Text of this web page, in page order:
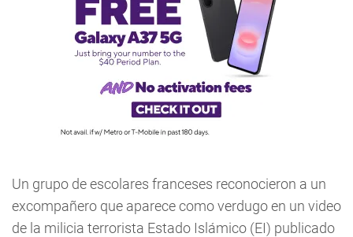
Un grupo de escolares franceses reconocieron a un
excompañero que aparece como verdugo en un video
de la milicia terrorista Estado Islámico (EI) publicado